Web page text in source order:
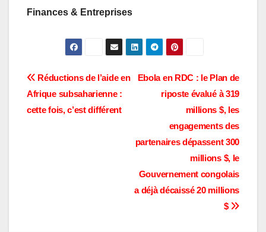
Finances & Entreprises
Navigation
de
Ebola en RDC : le Plan de
riposte évalué à 319
millions $, les
engagements des
partenaires dépassent 300
millions $, le
Gouvernement congolais
a déjà décaissé 20 millions
$
Réductions de l’aide en
Afrique subsaharienne :
cette fois, c’est différent